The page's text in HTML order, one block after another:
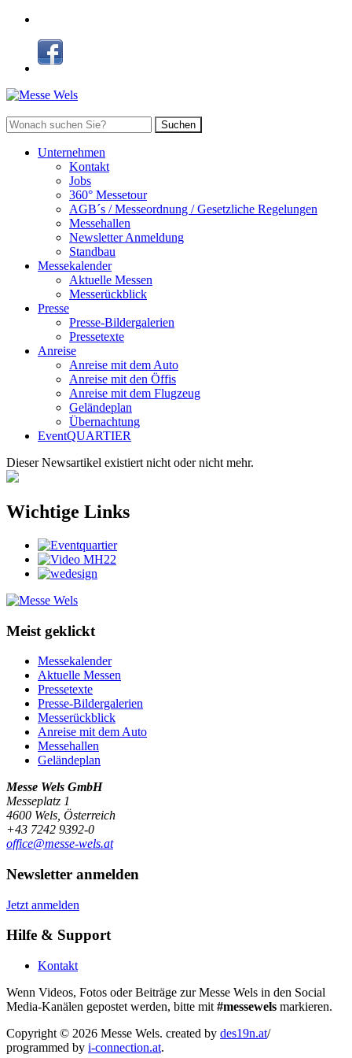
Suchen
Unternehmen
Kontakt
Jobs
360° Messetour
AGB´s / Messeordnung / Gesetzliche Regelungen
Messehallen
Newsletter Anmeldung
Standbau
Messekalender
Aktuelle Messen
Messerückblick
Presse
Presse-Bildergalerien
Pressetexte
Anreise
Anreise mit dem Auto
Anreise mit den Öffis
Anreise mit dem Flugzeug
Geländeplan
Übernachtung
EventQUARTIER
Dieser Newsartikel existiert nicht oder nicht mehr.
Wichtige Links
Meist geklickt
Messekalender
Aktuelle Messen
Pressetexte
Presse-Bildergalerien
Messerückblick
Anreise mit dem Auto
Messehallen
Geländeplan
Messe Wels GmbH
Messeplatz 1
4600 Wels, Österreich
+43 7242 9392-0
office@messe-wels.at
Newsletter anmelden
Jetzt anmelden
Hilfe & Support
Kontakt
Wenn Videos, Fotos oder Beiträge zur Messe Wels in den Social
Media-Kanälen gepostet werden, bitte mit #messewels markieren.
Copyright © 2026 Messe Wels. created by des19n.at/
programmed by i-connection.at.